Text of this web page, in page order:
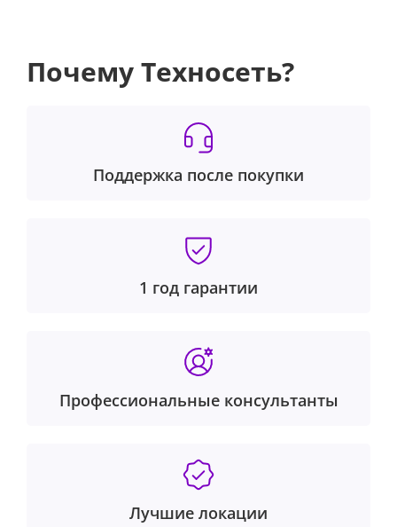
Почему Техносеть?
Поддержка после покупки
1 год гарантии
Профессиональные консультанты
Лучшие локации